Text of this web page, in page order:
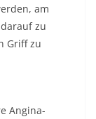
am
zu
Griff zu
Angina-